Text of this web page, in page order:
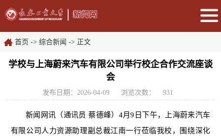
首页 -> 综合新闻 -> 正文
学校与上海蔚来汽车有限公司举行校企合作交流座谈
会
发布日期：2026-04-09 浏览次数： 931
新闻网讯（通讯员蔡德峰） 4月9日下午，上海蔚来汽车
有限公司人力资源助理副总裁江南一行莅临我校，围绕深化